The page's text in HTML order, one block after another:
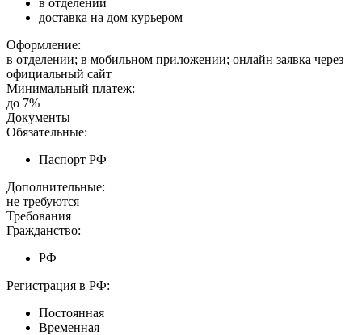
доставка на дом курьером
Оформление:
в отделении; в мобильном приложении; онлайн заявка через
официальный сайт
Минимальный платеж:
до 7%
Документы
Обязательные:
Паспорт РФ
Дополнительные:
не требуются
Требования
Гражданство:
РФ
Регистрация в РФ:
Постоянная
Временная